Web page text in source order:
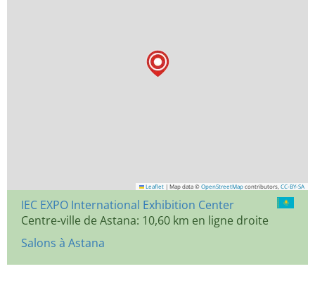
Leaflet | Map data © OpenStreetMap contributors, CC-BY-SA
IEC EXPO International Exhibition Center
Centre-ville de Astana: 10,60 km en ligne droite
Salons à Astana